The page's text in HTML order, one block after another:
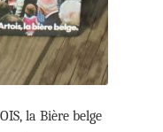
le
la Bière belge